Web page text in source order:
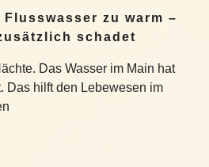
Flusswasser zu warm –
schadet
Das Wasser im Main hat
Das hilft den Lebewesen im